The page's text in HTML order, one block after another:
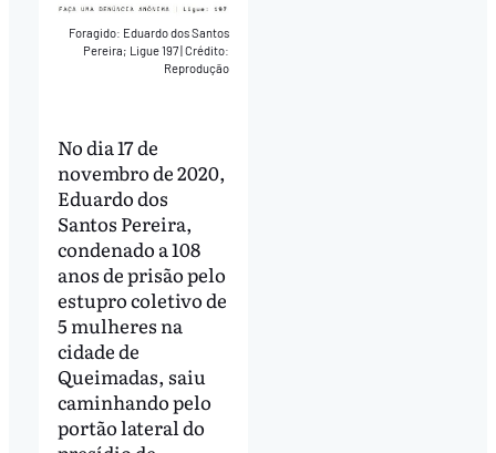
Foragido: Eduardo dos Santos
Pereira; Ligue 197 Crédito:
Reprodução
No dia 17 de
novembro de 2020,
Eduardo dos
Santos Pereira,
condenado a 108
anos de prisão pelo
estupro coletivo de
5 mulheres na
cidade de
Queimadas, saiu
caminhando pelo
portão lateral do